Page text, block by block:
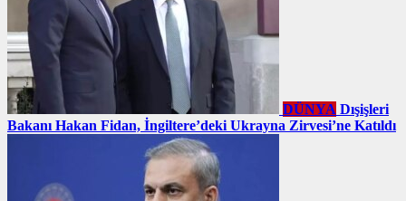
DÜNYA Dışişleri
Bakanı Hakan Fidan, İngiltere’deki Ukrayna Zirvesi’ne Katıldı